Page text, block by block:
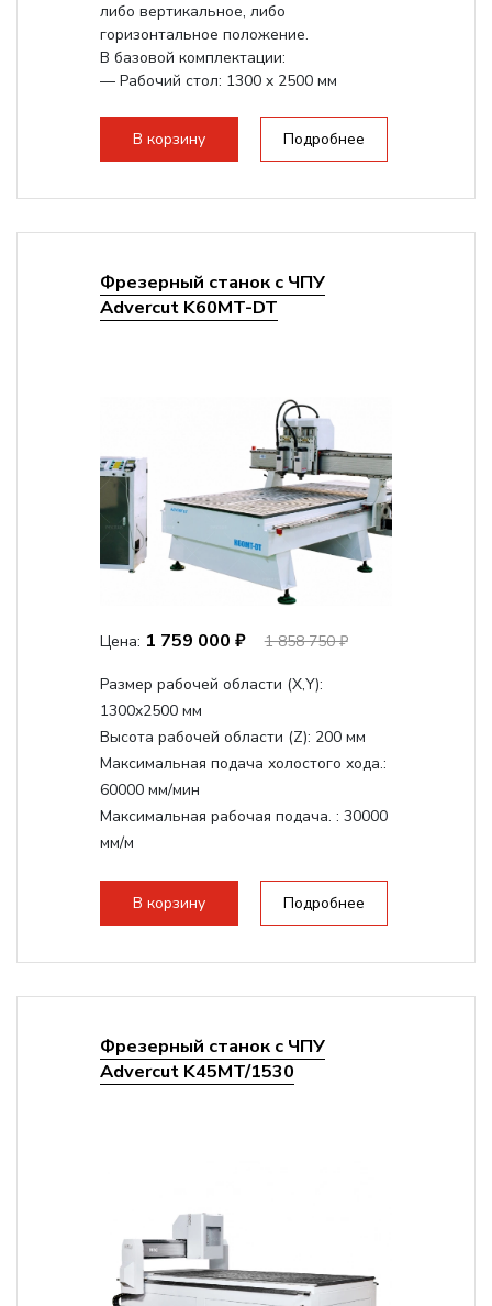
либо вертикальное, либо
горизонтальное положение.
В базовой комплектации:
— Рабочий стол: 1300 x 2500 мм
В корзину
Подробнее
Фрезерный станок с ЧПУ
Advercut K60MT-DT
Цена: 1 759 000 ₽ 1 858 750 ₽
Размер рабочей области (Х,Y):
1300x2500 мм
Высота рабочей области (Z): 200 мм
Максимальная подача холостого хода.:
60000 мм/мин
Максимальная рабочая подача. : 30000
мм/м
стандартно:Вакуумный стол
Цанговый патрон:ER32
В корзину Подробнее
Фрезерный станок с ЧПУ
Advercut K45MT/1530